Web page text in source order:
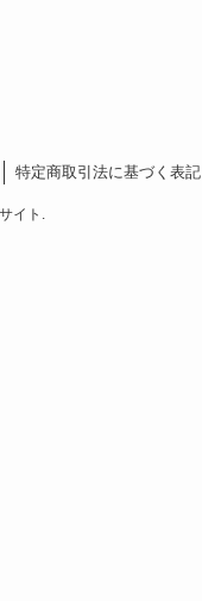
特定商取引法に基づく表記
イト.